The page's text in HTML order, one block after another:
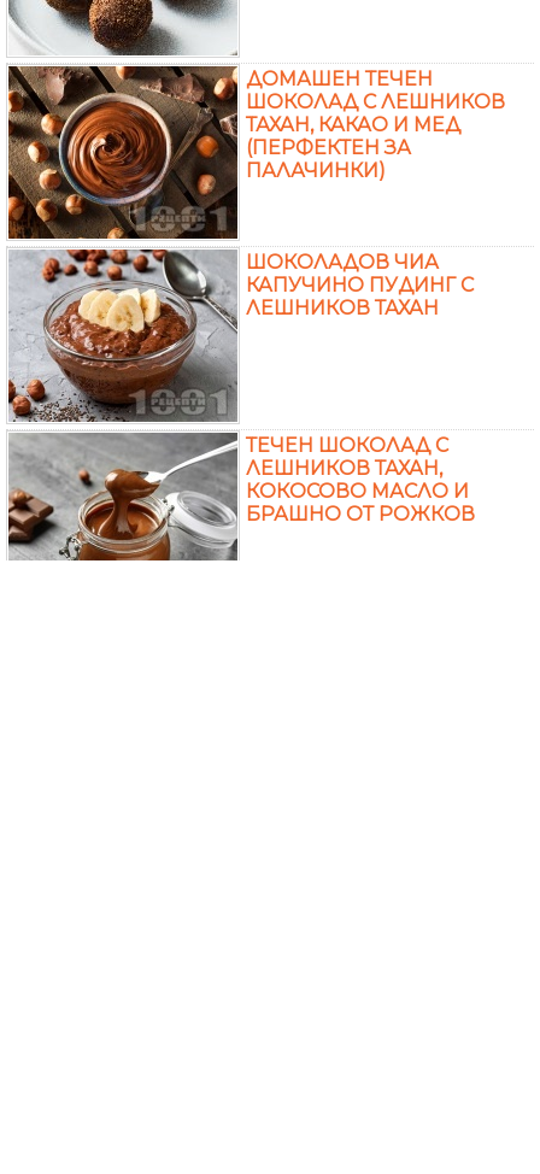
ДОМАШЕН ТЕЧЕН
ШОКОЛАД С ЛЕШНИКОВ
ТАХАН, КАКАО И МЕД
(ПЕРФЕКТЕН ЗА
ПАЛАЧИНКИ)
ШОКОЛАДОВ ЧИА
КАПУЧИНО ПУДИНГ С
ЛЕШНИКОВ ТАХАН
ТЕЧЕН ШОКОЛАД С
ЛЕШНИКОВ ТАХАН,
КОКОСОВО МАСЛО И
БРАШНО ОТ РОЖКОВ